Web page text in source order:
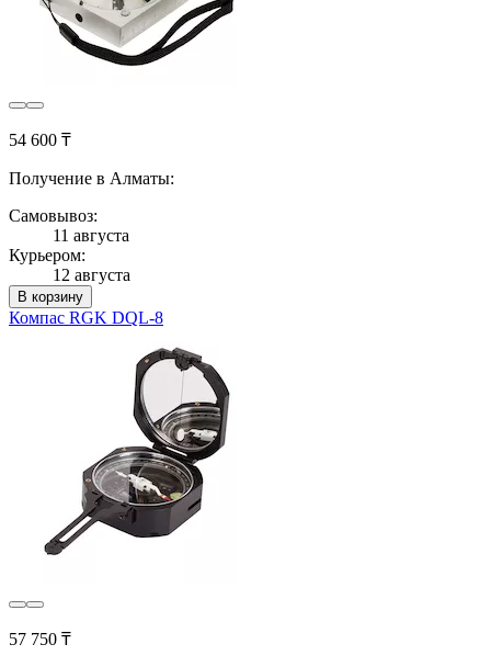
54 600 ₸
Получение в Алматы:
Самовывоз:
11 августа
Курьером:
12 августа
В корзину
Компас RGK DQL-8
57 750 ₸